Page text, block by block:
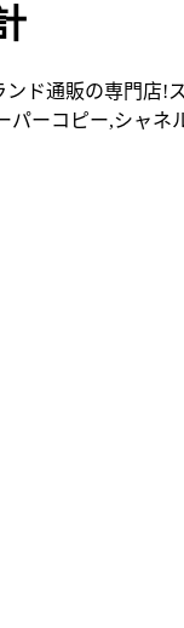
ド通販の専門店
パーコピー,シャ